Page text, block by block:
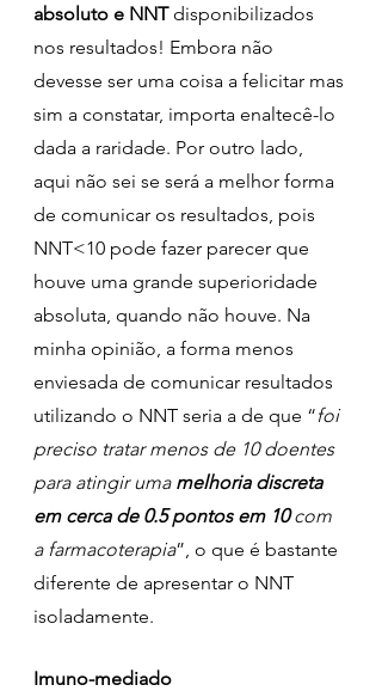
absoluto e NNT disponibilizados
nos resultados! Embora não
devesse ser uma coisa a felicitar mas
sim a constatar, importa enaltecê-lo
dada a raridade. Por outro lado,
aqui não sei se será a melhor forma
de comunicar os resultados, pois
NNT<10 pode fazer parecer que
houve uma grande superioridade
absoluta, quando não houve. Na
minha opinião, a forma menos
enviesada de comunicar resultados
utilizando o NNT seria a de que “foi
preciso tratar menos de 10 doentes
para atingir uma melhoria discreta
em cerca de 0.5 pontos em 10 com
a farmacoterapia”, o que é bastante
diferente de apresentar o NNT
isoladamente.
Imuno-mediado